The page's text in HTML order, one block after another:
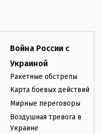
Война России с
Украиной
Ракетные обстрелы
Карта боевых действий
Мирные переговоры
Воздушная тревога в
Украине